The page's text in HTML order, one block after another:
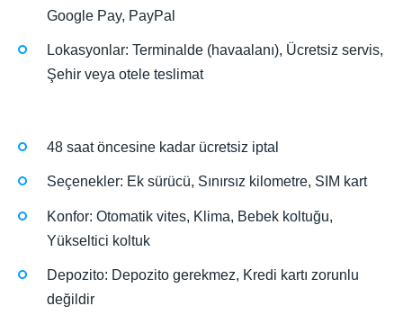
Google Pay, PayPal
Lokasyonlar: Terminalde (havaalanı), Ücretsiz servis,
Şehir veya otele teslimat
48 saat öncesine kadar ücretsiz iptal
Seçenekler: Ek sürücü, Sınırsız kilometre, SIM kart
Konfor: Otomatik vites, Klima, Bebek koltuğu,
Yükseltici koltuk
Depozito: Depozito gerekmez, Kredi kartı zorunlu
değildir